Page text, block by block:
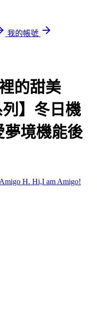
我的帳號
的甜美
】冬日機
境機能後
Amigo H. Hi,I am Amigo!